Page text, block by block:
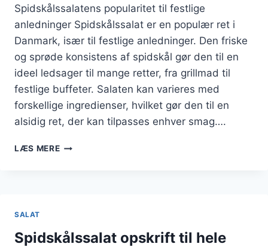
Spidskålssalatens popularitet til festlige
anledninger Spidskålssalat er en populær ret i
Danmark, især til festlige anledninger. Den friske
og sprøde konsistens af spidskål gør den til en
ideel ledsager til mange retter, fra grillmad til
festlige buffeter. Salaten kan varieres med
forskellige ingredienser, hvilket gør den til en
alsidig ret, der kan tilpasses enhver smag….
LÆS MERESPIDSKÅLSSALAT
SALAT
Spidskålssalat opskrift til hele